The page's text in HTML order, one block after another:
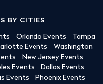
BY CITIES
Orlando Events
Tampa
Events
Washington
New Jersey Events
Events
Dallas Events
Events
Phoenix Events